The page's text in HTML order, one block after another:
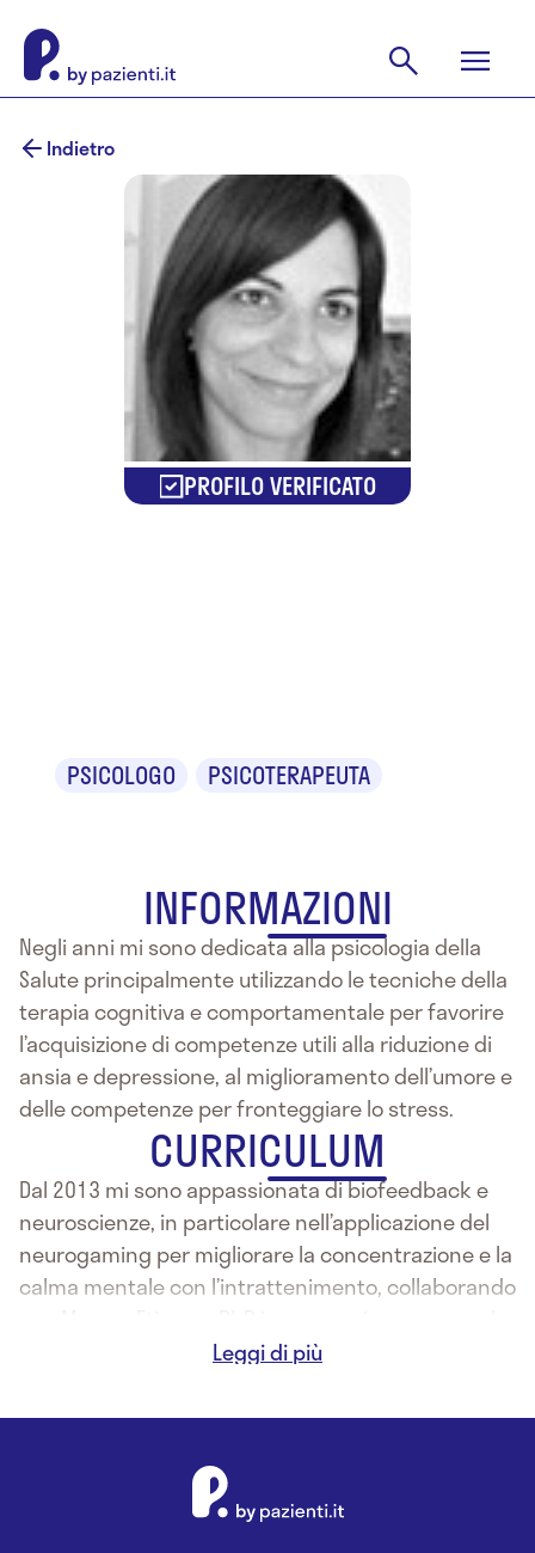
Indietro
PROFILO VERIFICATO
PSICOLOGO PSICOTERAPEUTA
INFORMAZIONI
Negli anni mi sono dedicata alla psicologia della
Salute principalmente utilizzando le tecniche della
terapia cognitiva e comportamentale per favorire
l’acquisizione di competenze utili alla riduzione di
ansia e depressione, al miglioramento dell’umore e
delle competenze per fronteggiare lo stress.
CURRICULUM
Dal 2013 mi sono appassionata di biofeedback e
neuroscienze, in particolare nell’applicazione del
neurogaming per migliorare la concentrazione e la
calma mentale con l’intrattenimento, collaborando
Birkbeck University of London.
socio-cognitivo sviluppato dal Prof. Albert Bandura,
attraverso i media: in particolare al potenziamento
dell’autoefficacia individuale e collettiva,